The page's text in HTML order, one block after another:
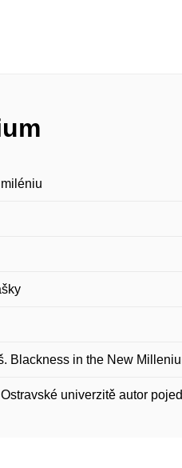
Blackness in the New
univerzitě autor